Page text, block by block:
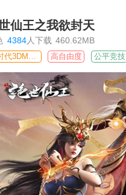
仙王之我欲封天
4384人下载 460.62MB
高自由度 公平竞技